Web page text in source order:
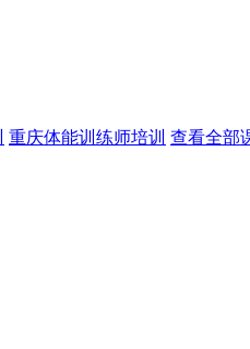
重庆体能训练师培训 查看全部